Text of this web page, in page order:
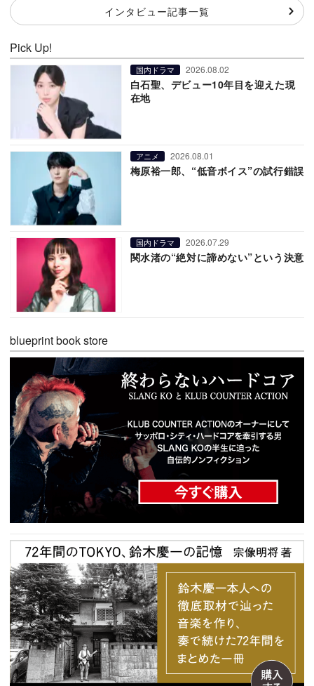
インタビュー記事一覧
Pick Up!
国内ドラマ 2026.08.02
白石聖、デビュー10年目を迎えた現
在地
アニメ 2026.08.01
梅原裕一郎、“低音ボイス”の試行錯誤
国内ドラマ 2026.07.29
関水渚の“絶対に諦めない”という決意
blueprint book store